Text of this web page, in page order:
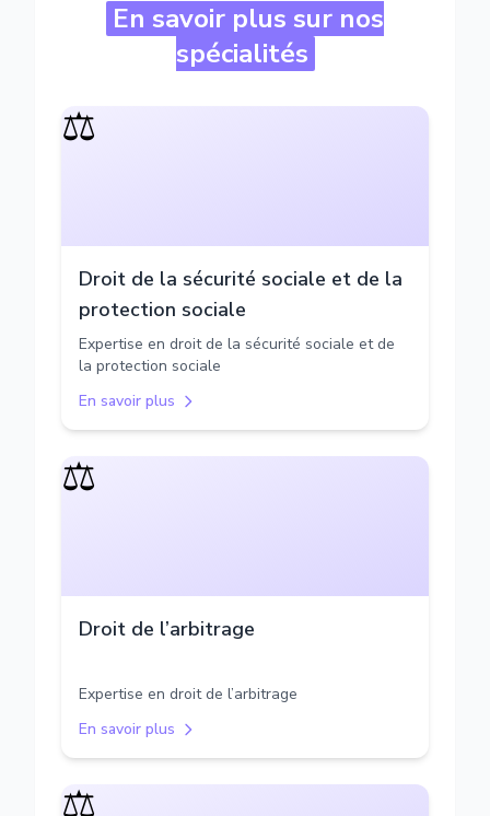
En savoir plus sur nos
spécialités
⚖️
Droit de la sécurité sociale et de la
protection sociale
Expertise en droit de la sécurité sociale et de
la protection sociale
En savoir plus
⚖️
Droit de l’arbitrage
Expertise en droit de l’arbitrage
En savoir plus